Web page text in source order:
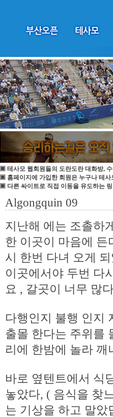
▣ 테사모 웹회원들의 도란도란 대화방,
▣ 홈페이지에 가입한 회원은 누구나 테사
▣ 다른 싸이트로 직접 이동을 유도하는
Algongquin 09
지난해 에는 조촐하
한 이곳이 마음에
시 한번 다녀 오게
이곳에서야 두번 다
요 , 갈곳이 너무 많
다행인지 불행 인지
출몰 한다는 주위를
리에 한밤에 놀라
바로 옆텐트에서 식
놓았다, ( 음식을 찾
는 기상을 하고 말았